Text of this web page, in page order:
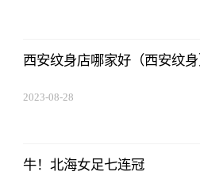
西安纹身店哪家好（西安纹身
2023-08-28
牛！北海女足七连冠